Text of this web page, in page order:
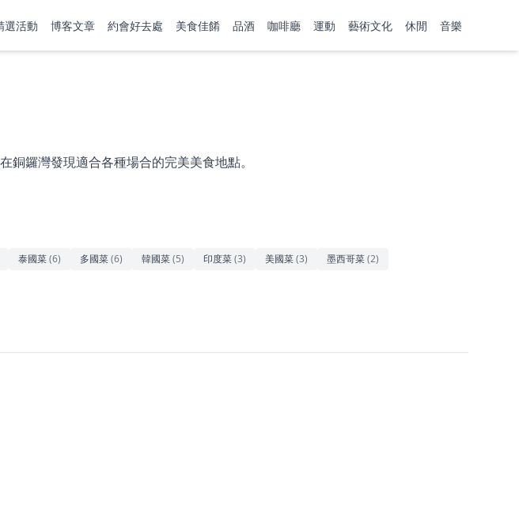
選活動 博客文章 約會好去處 美食佳餚 品酒 咖啡廳 運動 藝術文化 休閒 音樂
鑼灣發現適合各種場合的完美美食地點。
泰國菜(6) 多國菜(6) 韓國菜(5) 印度菜(3) 美國菜(3) 墨西哥菜(2)